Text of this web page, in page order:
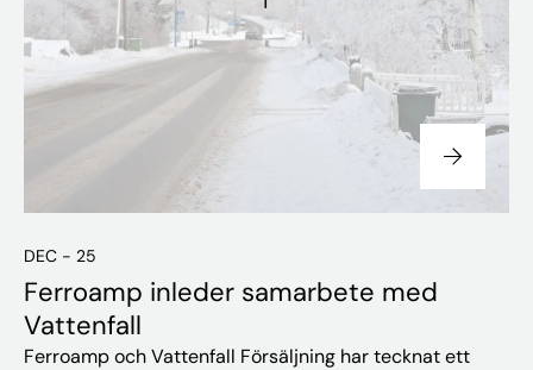
DEC - 25
Ferroamp inleder samarbete med
Vattenfall
Ferroamp och Vattenfall Försäljning har tecknat ett